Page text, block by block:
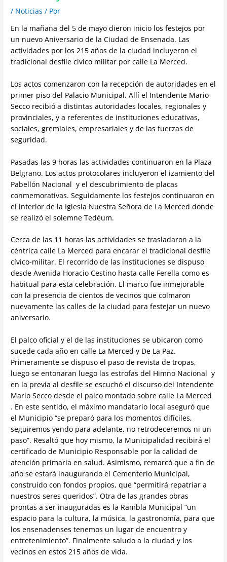
/ Noticias / Por
En la mañana del 5 de mayo dieron inicio los festejos por
un nuevo Aniversario de la Ciudad de Ensenada. Las
actividades por los 215 años de la ciudad incluyeron el
tradicional desfile cívico militar por calle La Merced.
Los actos comenzaron con la recepción de autoridades en el
primer piso del Palacio Municipal. Allí el Intendente Mario
Secco recibió a distintas autoridades locales, regionales y
provinciales, y a referentes de instituciones educativas,
sociales, gremiales, empresariales y de las fuerzas de
seguridad.
Pasadas las 9 horas las actividades continuaron en la Plaza
Belgrano. Los actos protocolares incluyeron el izamiento del
Pabellón Nacional y el descubrimiento de placas
conmemorativas. Seguidamente los festejos continuaron en
el interior de la Iglesia Nuestra Señora de La Merced donde
se realizó el solemne Tedéum.
Cerca de las 11 horas las actividades se trasladaron a la
céntrica calle La Merced para encarar el tradicional desfile
cívico-militar. El recorrido de las instituciones se dispuso
desde Avenida Horacio Cestino hasta calle Ferella como es
habitual para esta celebración. El marco fue inmejorable
con la presencia de cientos de vecinos que colmaron
nuevamente las calles de la ciudad para festejar un nuevo
aniversario.
El palco oficial y el de las instituciones se ubicaron como
sucede cada año en calle La Merced y De La Paz.
Primeramente se dispuso el paso de revista de tropas,
luego se entonaran luego las estrofas del Himno Nacional y
en la previa al desfile se escuchó el discurso del Intendente
Mario Secco desde el palco montado sobre calle La Merced
. En este sentido, el máximo mandatario local aseguró que
el Municipio “se preparó para los momentos difíciles,
seguiremos yendo para adelante, no retrodeceremos ni un
paso”. Resaltó que hoy mismo, la Municipalidad recibirá el
certificado de Municipio Responsable por la calidad de
atención primaria en salud. Asimismo, remarcó que a fin de
año se estará inaugurando el Cementerio Municipal,
construido con fondos propios, que “permitirá repatriar a
nuestros seres queridos”. Otra de las grandes obras
prontas a ser inauguradas es la Rambla Municipal “un
espacio para la cultura, la música, la gastronomía, para que
los ensenadenses tenemos un lugar de encuentro y
entretenimiento”. Finalmente saludo a la ciudad y los
vecinos en estos 215 años de vida.